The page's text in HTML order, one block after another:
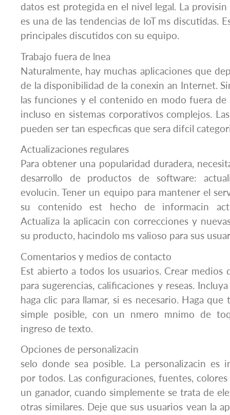
datos est protegida en el nivel legal. La
es una de las tendencias de IoT ms discutidas.
principales discutidos con su equipo.
Trabajo fuera de lnea
Naturalmente, hay muchas aplicaciones que
de la disponibilidad de la conexin an Internet.
las funciones y el contenido en modo fuera de
incluso en sistemas corporativos complejos.
pueden ser tan especficas que sera difcil
Actualizaciones regulares
Para obtener una popularidad duradera,
desarrollo de productos de software:
evolucin. Tener un equipo para mantener el
su contenido est hecho de informacin
Actualiza la aplicacin con correcciones y
su producto, hacindolo ms valioso para sus
Comentarios y medios de contacto
Est abierto a todos los usuarios. Crear medios
para sugerencias, calificaciones y reseas.
haga clic para llamar, si es necesario. Haga
simple posible, con un nmero mnimo de
ingreso de texto.
Opciones de personalizacin
selo donde sea posible. La personalizacin es
por todos. Las configuraciones, fuentes,
un ganador, cuando simplemente se trata de
otras similares. Deje que sus usuarios vean la